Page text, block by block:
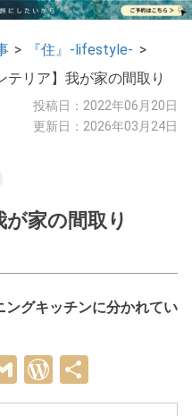
> 『住』-lifestyle- >
テリア】我が家の間取り
投稿日：2022年06月20日
更新日：2026年03月24日
が家の間取り
グキッチンに分かれてい
GmailWordPress
有